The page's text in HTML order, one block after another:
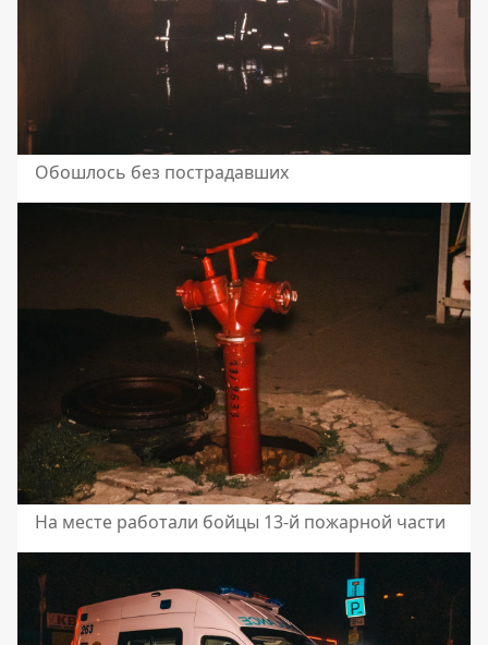
Обошлось без пострадавших
На месте работали бойцы 13-й пожарной части